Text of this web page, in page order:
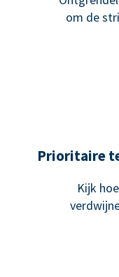
om de
Prioritaire
Kijk